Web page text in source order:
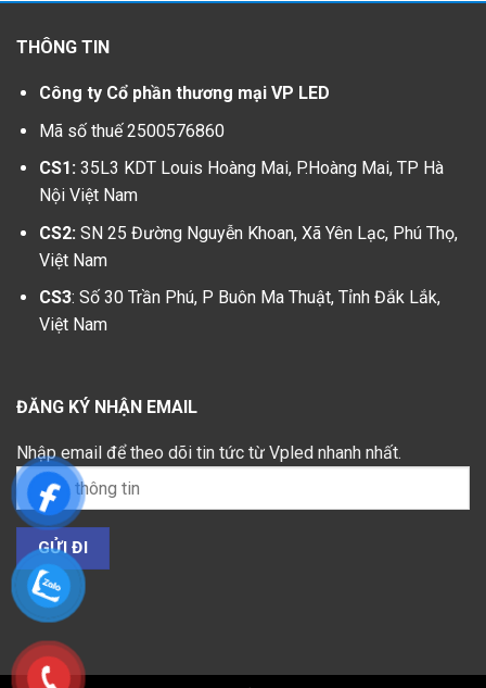
THÔNG TIN
Công ty Cổ phần thương mại VP LED
Mã số thuế 2500576860
CS1: 35L3 KDT Louis Hoàng Mai, P.Hoàng Mai, TP Hà
Nội Việt Nam
CS2: SN 25 Đường Nguyễn Khoan, Xã Yên Lạc, Phú Thọ,
Việt Nam
CS3: Số 30 Trần Phú, P Buôn Ma Thuật, Tỉnh Đắk Lắk,
Việt Nam
ĐĂNG KÝ NHẬN EMAIL
Nhập email để theo dõi tin tức từ Vpled nhanh nhất.